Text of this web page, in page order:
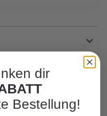
dir
Bestellung!